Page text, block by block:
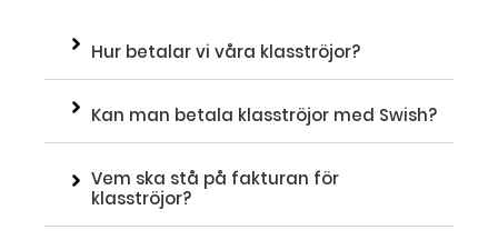
Hur betalar vi våra klasströjor?
Kan man betala klasströjor med Swish?
Vem ska stå på fakturan för
klasströjor?